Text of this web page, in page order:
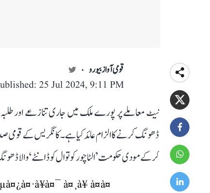
قومی آواز بیورو
25 Jul 2024, 9:11 PM
نیٹ معاملے پر پورے ملک میں جاری تنازعے اور
ڈھونگ کرنے کا الزام عائد کیا ہے۔ کانگریس کے
کرکے مودی حکومت ’الٹا چور کوتوال کو ڈانٹے‘ والا
à¤¸à¥ à¤à¤